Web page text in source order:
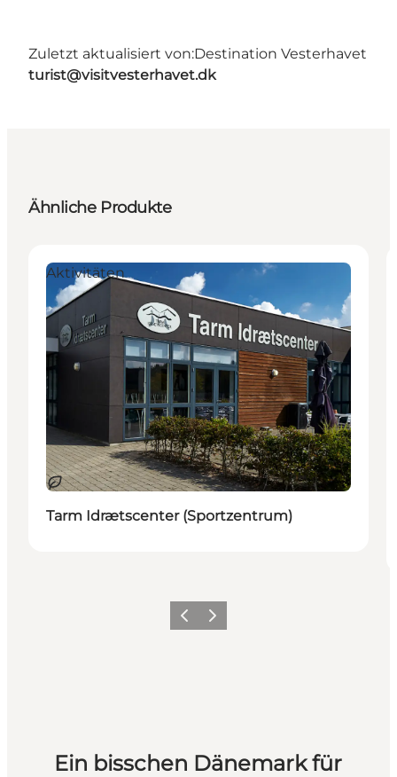
Zuletzt aktualisiert von:Destination Vesterhavet
turist@visitvesterhavet.dk
Ähnliche Produkte
Nachhaltig
Aktivitäten
Tarm Idrætscenter (Sportzentrum)
ZurückWeiter
Ein bisschen Dänemark für